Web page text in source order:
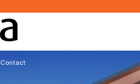
Contact